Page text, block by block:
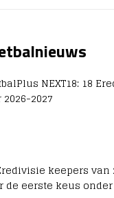
NEXT18: 18
2027
keepers van
de eerste keus